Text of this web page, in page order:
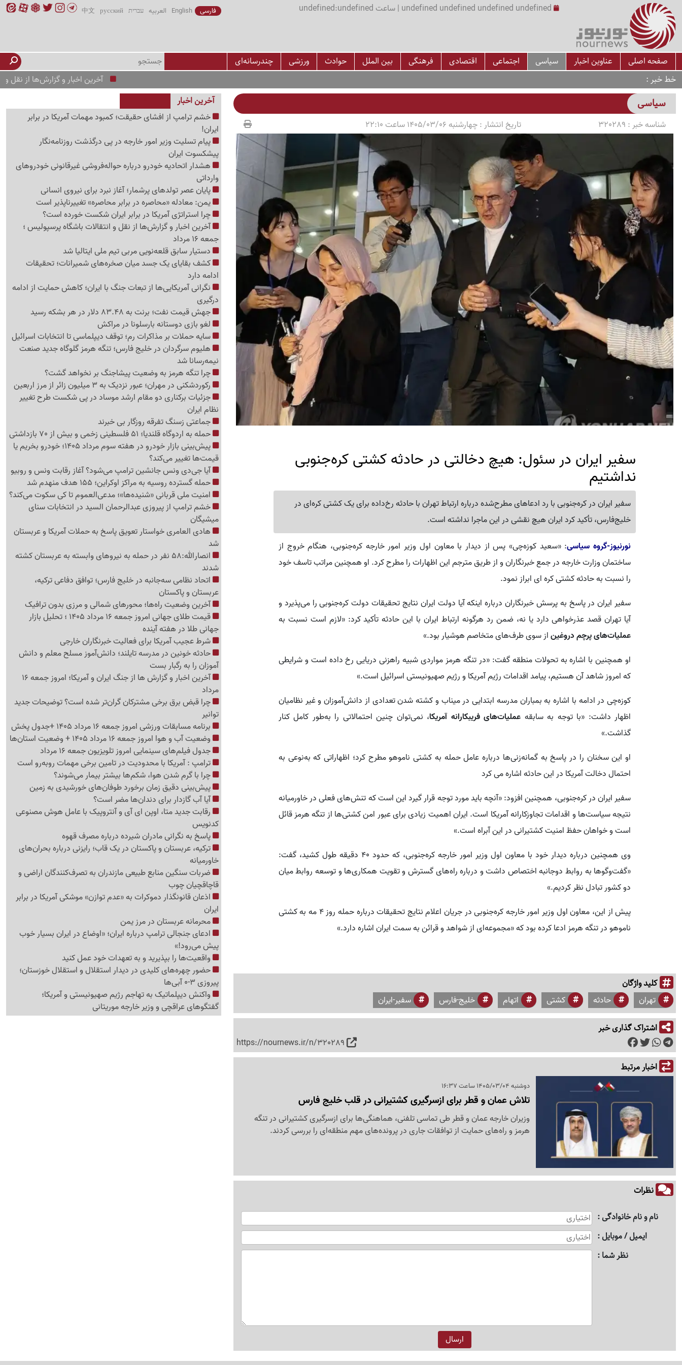
undefined undefined undefined undefined | ساعت undefined:undefined فارسی English العربیه עברית русский
中文
صفحه اصلی عناوین اخبار سیاسی اجتماعی اقتصادی فرهنگی بین الملل حوادث ورزشی
چندرسانه‌ای
خط خبر
آخرین اخبار و گزارش‌ها از نقل و
سیاسی
شناسه خبر : 320289 تاریخ انتشار :چهارشنبه 1405/03/06 ساعت 22:10
سفیر ایران در سئول: هیچ دخالتی در حادثه کشتی کره‌جنوبی
نداشتیم
سفیر ایران در کره‌جنوبی با رد ادعاهای مطرح‌شده درباره ارتباط تهران با حادثه رخ‌داده برای یک کشتی کره‌ای در
خلیج‌فارس، تأکید کرد ایران هیچ نقشی در این ماجرا نداشته است.
نورنیوز-گروه سیاسی: «سعید کوزه‌چی» پس از دیدار با معاون اول وزیر امور خارجه کره‌جنوبی، هنگام خروج از
ساختمان وزارت خارجه در جمع خبرنگاران و از طریق مترجم این اظهارات را مطرح کرد. او همچنین مراتب تاسف خود
را نسبت به حادثه کشتی کره ای ابراز نمود.
سفیر ایران در پاسخ به پرسش خبرنگاران درباره اینکه آیا دولت ایران نتایج تحقیقات دولت کره‌جنوبی را می‌پذیرد و
آیا تهران قصد عذرخواهی دارد یا نه، ضمن رد هرگونه ارتباط ایران با این حادثه تأکید کرد: «لازم است نسبت به
عملیات‌های پرچم دروغیناز سوی طرف‌های متخاصم هوشیار بود.»
او همچنین با اشاره به تحولات منطقه گفت: «در تنگه هرمز مواردی شبیه راهزنی دریایی رخ داده است و شرایطی
که امروز شاهد آن هستیم، پیامد اقدامات رژیم آمریکا و رژیم صهیونیستی اسرائیل است.»
کوزه‌چی در ادامه با اشاره به بمباران مدرسه ابتدایی در میناب و کشته شدن تعدادی از دانش‌آموزان و غیر نظامیان
اظهار داشت: «با توجه به سابقه عملیات‌های فریبکارانه آمریکا، نمی‌توان چنین احتمالاتی را به‌طور کامل کنار
گذاشت.»
او این سخنان را در پاسخ به گمانه‌زنی‌ها درباره عامل حمله به کشتی ناموهو مطرح کرد؛ اظهاراتی که به‌نوعی به
احتمال دخالت آمریکا در این حادثه اشاره می کرد
سفیر ایران در کره‌جنوبی، همچنین افزود: «آنچه باید مورد توجه قرار گیرد این است که تنش‌های فعلی در خاورمیانه
نتیجه سیاست‌ها و اقدامات تجاوزکارانه آمریکا است. ایران اهمیت زیادی برای عبور امن کشتی‌ها از تنگه هرمز قائل
است و خواهان حفظ امنیت کشتیرانی در این آبراه است.»
وی همچنین درباره دیدار خود با معاون اول وزیر امور خارجه کره‌جنوبی، که حدود ۴۰ دقیقه طول کشید، گفت:
«گفت‌وگوها به روابط دوجانبه اختصاص داشت و درباره راه‌های گسترش و تقویت همکاری‌ها و توسعه روابط میان
دو کشور تبادل نظر کردیم.»
پیش از این، معاون اول وزیر امور خارجه کره‌جنوبی در جریان اعلام نتایج تحقیقات درباره حمله روز ۴ مه به کشتی
ناموهو در تنگه هرمز ادعا کرده بود که «مجموعه‌ای از شواهد و قرائن به سمت ایران اشاره دارد.»
کلید واژگان
تهران حادثه کشتی اتهام خلیج-فارس سفیر-ایران
اشتراک گذاری خبر
https://nournews.ir/n/320289
اخبار مرتبط
دوشنبه 1405/03/04 ساعت 16:37
تلاش عمان و قطر برای ازسرگیری کشتیرانی در قلب خلیج فارس
وزیران خارجه عمان و قطر طی تماسی تلفنی، هماهنگی‌ها برای ازسرگیری کشتیرانی در تنگه
هرمز و راه‌های حمایت از توافقات جاری در پرونده‌های مهم منطقه‌ای را بررسی کردند.
نظرات
نام و نام خانوادگی
ایمیل / موبایل
نظر شما
آخرین اخبار
خشم ترامپ از افشای حقیقت؛ کمبود مهمات آمریکا در برابر
ایران!
پیام تسلیت وزیر امور خارجه در پی درگذشت روزنامه‌نگار
پیشکسوت ایران
هشدار اتحادیه خودرو درباره حواله‌فروشی غیرقانونی خودروهای
وارداتی
پایان عصر تولدهای پرشمار؛ آغاز نبرد برای نیروی انسانی
یمن: معادله «محاصره در برابر محاصره» تغییرناپذیر است
چرا استراتژی آمریکا در برابر ایران شکست خورده است؟
آخرین اخبار و گزارش‌ها از نقل و انتقالات باشگاه پرسپولیس ؛
جمعه 16 مرداد
دستیار سابق قلعه‌نویی مربی تیم ملی ایتالیا شد
کشف بقایای یک جسد میان صخره‌های شمیرانات؛ تحقیقات
ادامه دارد
نگرانی آمریکایی‌ها از تبعات جنگ با ایران؛ کاهش حمایت از ادامه
درگیری
جهش قیمت نفت؛ برنت به 83.48 دلار در هر بشکه رسید
لغو بازی دوستانه بارسلونا در مراکش
سایه حملات بر مذاکرات رم؛ توقف دیپلماسی تا انتخابات اسرائیل
هلیوم سرگردان در خلیج فارس؛ تنگه هرمز گلوگاه جدید صنعت
نیمه‌رسانا شد
چرا تنگه هرمز به وضعیت پیشاجنگ بر نخواهد گشت؟
رکوردشکنی در مهران؛ عبور نزدیک به 3 میلیون زائر از مرز اربعین
جزئیات برکناری دو مقام ارشد موساد در پی شکست طرح تغییر
نظام ایران
جماعتی زسنگ تفرقه روزگار بی خبرند
حمله به اردوگاه قلندیا؛ 51 فلسطینی زخمی و بیش از 70 بازداشتی
پیش‌بینی بازار خودرو در هفته سوم مرداد 1405؛ خودرو بخریم یا
قیمت‌ها تغییر می‌کند؟
آیا جی‌دی ونس جانشین ترامپ می‌شود؟ آغاز رقابت ونس و روبیو
حمله گسترده روسیه به مراکز اوکراین؛ 155 هدف منهدم شد
امنیت ملی قربانی «شنیده‌ها»؛ مدعی‌العموم تا کی سکوت می‌کند؟
خشم ترامپ از پیروزی عبدالرحمان السید در انتخابات سنای
میشیگان
هادی العامری خواستار تعویق پاسخ به حملات آمریکا و عربستان
شد
انصارالله:58 نفر در حمله به نیروهای وابسته به عربستان کشته
شدند
اتحاد نظامی سه‌جانبه در خلیج فارس؛ توافق دفاعی ترکیه،
عربستان و پاکستان
آخرین وضعیت راه‌ها؛ محورهای شمالی و مرزی بدون ترافیک
قیمت طلای جهانی امروز جمعه 16 مرداد 1405 ؛ تحلیل بازار
جهانی طلا در هفته آینده
شرط عجیب آمریکا برای فعالیت خبرنگاران خارجی
حادثه خونین در مدرسه تایلند؛ دانش‌آموز مسلح معلم و دانش
آموزان را به رگبار بست
آخرین اخبار و گزارش ها از جنگ ایران و آمریکا؛ امروز جمعه 16
مرداد
چرا قبض برق برخی مشترکان گران‌تر شده است؟ توضیحات جدید
توانیر
برنامه مسابقات ورزشی امروز جمعه 16 مرداد 1405 +جدول پخش
وضعیت آب و هوا امروز جمعه 16 مرداد 1405 + وضعیت استان‌ها
جدول فیلم‌های سینمایی امروز تلویزیون جمعه 16 مرداد
ترامپ : آمریکا با محدودیت در تامین برخی مهمات روبه‌رو است
چرا با گرم شدن هوا، شکم‌ها بیشتر بیمار می‌شوند؟
پیش‌بینی دقیق زمان برخورد طوفان‌های خورشیدی به زمین
آیا آب گازدار برای دندان‌ها مضر است؟
رقابت جدید متا، اوپن ای آی و آنتروپیک با عامل هوش مصنوعی
کدنویس
پاسخ به نگرانی مادران شیرده درباره مصرف قهوه
ترکیه، عربستان و پاکستان در یک قاب؛ رایزنی درباره بحران‌های
خاورمیانه
ضربات سنگین منابع طبیعی مازندران به تصرف‌کنندگان اراضی و
قاچاقچیان چوب
اذعان قانونگذار دموکرات به «عدم توازن» موشکی آمریکا در برابر
ایران
محرمانه عربستان در مرز یمن
ادعای جنجالی ترامپ درباره ایران؛ «اوضاع در ایران بسیار خوب
پیش می‌رود!»
واقعیت‌ها را بپذیرید و به تعهدات خود عمل کنید
حضور چهره‌های کلیدی در دیدار استقلال و استقلال خوزستان؛
پیروزی 3-0 آبی‌ها
واکنش دیپلماتیک به تهاجم رژیم صهیونیستی و آمریکا؛
گفتگوهای عراقچی و وزیر خارجه موریتانی